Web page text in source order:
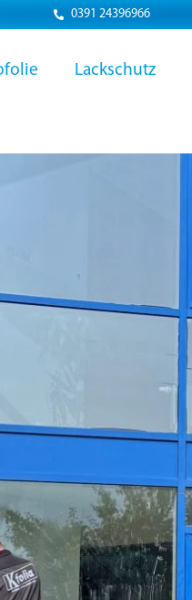
0391 24396966
Lackschutz